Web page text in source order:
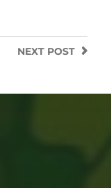
NEXT POST